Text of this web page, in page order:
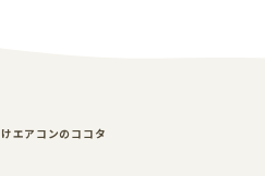
エアコンのココタ